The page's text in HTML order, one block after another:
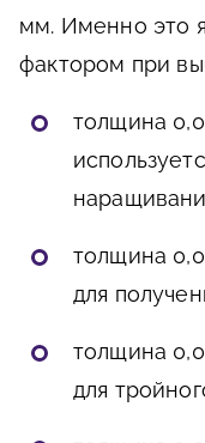
мм. Именно это
фактором при
толщина
толщина
для
толщина
для